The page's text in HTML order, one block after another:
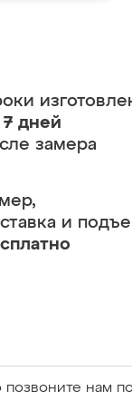
7 дней
замера
и
нам